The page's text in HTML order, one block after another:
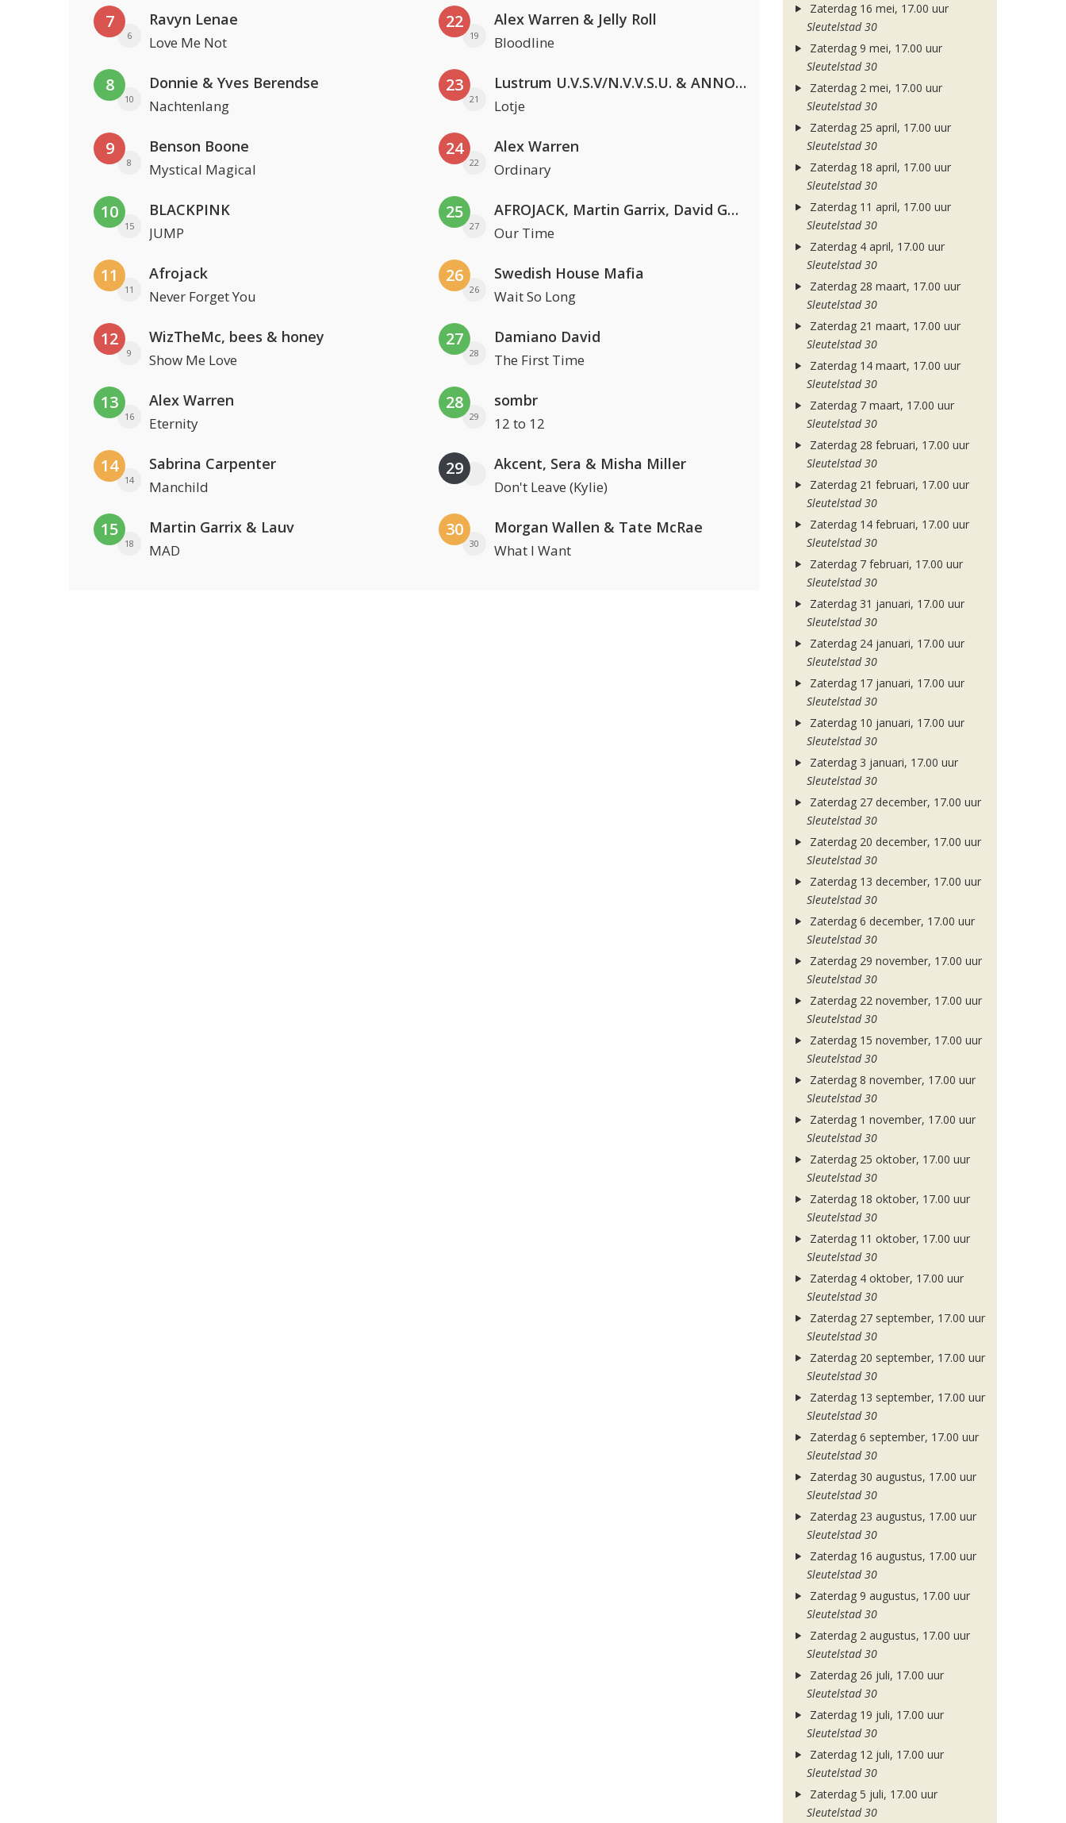
7
6
Ravyn Lenae
Love Me Not
8
10
Donnie & Yves Berendse
Nachtenlang
9
8
Benson Boone
Mystical Magical
10
15
BLACKPINK
JUMP
11
11
Afrojack
Never Forget You
12
9
WizTheMc, bees & honey
Show Me Love
13
16
Alex Warren
Eternity
14
14
Sabrina Carpenter
Manchild
15
18
Martin Garrix & Lauv
MAD
22
19
Alex Warren & Jelly Roll
Bloodline
23
21
Lustrum U.V.S.V/N.V.V.S.U. & ANNO ONS & Jopke van Dobbenburgh & Roeland Beelen
Lotje
24
22
Alex Warren
Ordinary
25
27
AFROJACK, Martin Garrix, David Guetta & Amél
Our Time
26
26
Swedish House Mafia
Wait So Long
27
28
Damiano David
The First Time
28
29
sombr
12 to 12
29 Akcent, Sera & Misha Miller
Don't Leave (Kylie)
30
30
Morgan Wallen & Tate McRae
What I Want
Zaterdag 16 mei, 17.00 uur
Sleutelstad 30
Zaterdag 9 mei, 17.00 uur
Sleutelstad 30
Zaterdag 2 mei, 17.00 uur
Sleutelstad 30
Zaterdag 25 april, 17.00 uur
Sleutelstad 30
Zaterdag 18 april, 17.00 uur
Sleutelstad 30
Zaterdag 11 april, 17.00 uur
Sleutelstad 30
Zaterdag 4 april, 17.00 uur
Sleutelstad 30
Zaterdag 28 maart, 17.00 uur
Sleutelstad 30
Zaterdag 21 maart, 17.00 uur
Sleutelstad 30
Zaterdag 14 maart, 17.00 uur
Sleutelstad 30
Zaterdag 7 maart, 17.00 uur
Sleutelstad 30
Zaterdag 28 februari, 17.00 uur
Sleutelstad 30
Zaterdag 21 februari, 17.00 uur
Sleutelstad 30
Zaterdag 14 februari, 17.00 uur
Sleutelstad 30
Zaterdag 7 februari, 17.00 uur
Sleutelstad 30
Zaterdag 31 januari, 17.00 uur
Sleutelstad 30
Zaterdag 24 januari, 17.00 uur
Sleutelstad 30
Zaterdag 17 januari, 17.00 uur
Sleutelstad 30
Zaterdag 10 januari, 17.00 uur
Sleutelstad 30
Zaterdag 3 januari, 17.00 uur
Sleutelstad 30
Zaterdag 27 december, 17.00 uur
Sleutelstad 30
Zaterdag 20 december, 17.00 uur
Sleutelstad 30
Zaterdag 13 december, 17.00 uur
Sleutelstad 30
Zaterdag 6 december, 17.00 uur
Sleutelstad 30
Zaterdag 29 november, 17.00 uur
Sleutelstad 30
Zaterdag 22 november, 17.00 uur
Sleutelstad 30
Zaterdag 15 november, 17.00 uur
Sleutelstad 30
Zaterdag 8 november, 17.00 uur
Sleutelstad 30
Zaterdag 1 november, 17.00 uur
Sleutelstad 30
Zaterdag 25 oktober, 17.00 uur
Sleutelstad 30
Zaterdag 18 oktober, 17.00 uur
Sleutelstad 30
Zaterdag 11 oktober, 17.00 uur
Sleutelstad 30
Zaterdag 4 oktober, 17.00 uur
Sleutelstad 30
Zaterdag 27 september, 17.00 uur
Sleutelstad 30
Zaterdag 20 september, 17.00 uur
Sleutelstad 30
Zaterdag 13 september, 17.00 uur
Sleutelstad 30
Zaterdag 6 september, 17.00 uur
Sleutelstad 30
Zaterdag 30 augustus, 17.00 uur
Sleutelstad 30
Zaterdag 23 augustus, 17.00 uur
Sleutelstad 30
Zaterdag 16 augustus, 17.00 uur
Sleutelstad 30
Zaterdag 9 augustus, 17.00 uur
Sleutelstad 30
Zaterdag 2 augustus, 17.00 uur
Sleutelstad 30
Zaterdag 26 juli, 17.00 uur
Sleutelstad 30
Zaterdag 19 juli, 17.00 uur
Sleutelstad 30
Zaterdag 12 juli, 17.00 uur
Sleutelstad 30
Zaterdag 5 juli, 17.00 uur
Sleutelstad 30